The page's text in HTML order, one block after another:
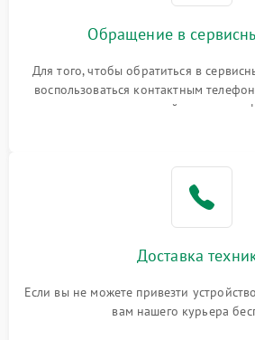
Обращение в
Для того, чтобы обратиться в
воспользоваться контактным
или оставить свой номер
Доставка
Если вы не можете привезти
вам нашего курьера